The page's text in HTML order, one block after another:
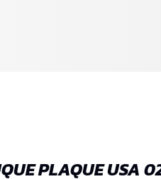
PLAQUE USA